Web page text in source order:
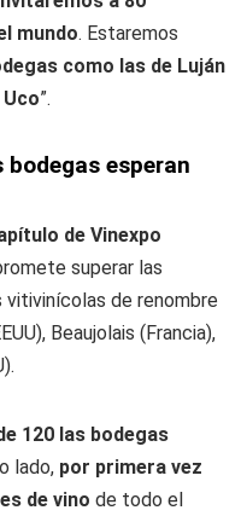
mundo. Estaremos
como las de Luján
Uco”.
esperan
de Vinexpo
superar las
vitivinícolas de renombre
Beaujolais (Francia),
120 las bodegas
lado, por primera vez
de vino de todo el